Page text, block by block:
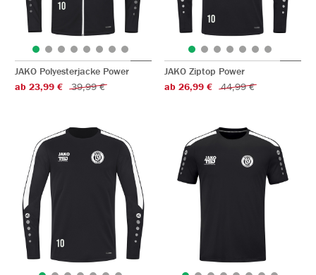
JAKO Polyesterjacke Power
ab 23,99 €
39,99 €
JAKO Ziptop Power
ab 26,99 €
44,99 €